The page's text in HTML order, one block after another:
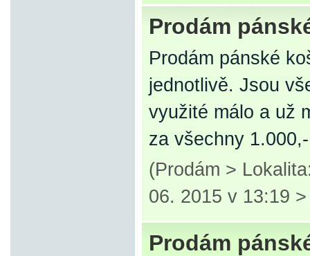
Prodám
Prodám pánské
jednotlivě. Jsou
využité málo a už
za všechny
(Prodám >
06. 2015 v 13:19
Prodám